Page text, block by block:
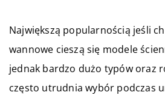
Największą popularnością jeśli
wannowe cieszą się modele
jednak bardzo dużo typów oraz
często utrudnia wybór podczas